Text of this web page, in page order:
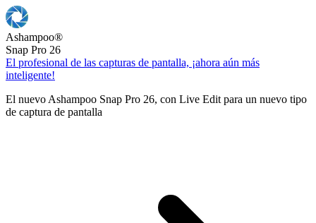
Ashampoo®
Snap Pro 26
El profesional de las capturas de pantalla, ¡ahora aún más
inteligente!
El nuevo Ashampoo Snap Pro 26, con Live Edit para un nuevo tipo
de captura de pantalla